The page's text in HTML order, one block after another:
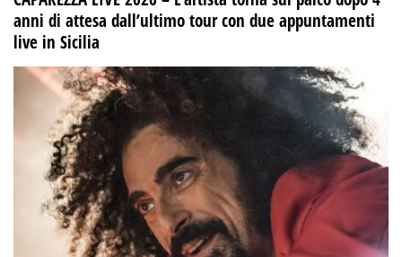
anni di attesa dall’ultimo tour con due appuntamenti
live in Sicilia